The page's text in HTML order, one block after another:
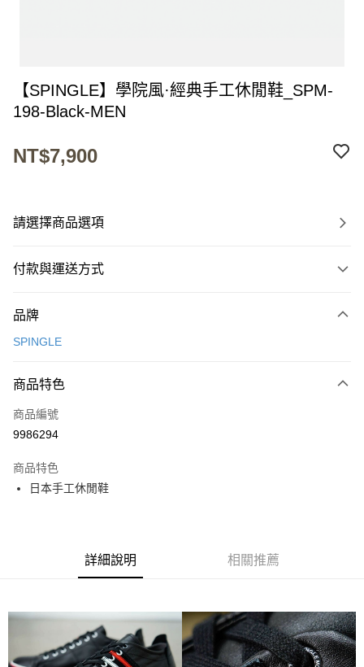
【SPINGLE】學院風·經典手工休閒鞋_SPM-
198-Black-MEN
NT$7,900
請選擇商品選項
付款與運送方式
信用卡一次付款
LINE Pay
全盈+PAY
全家取貨付款
付款後7-11取貨
每筆NT$60
品牌
SPINGLE
商品特色
商品編號
9986294
商品特色
日本手工休閒鞋
詳細說明 相關推薦